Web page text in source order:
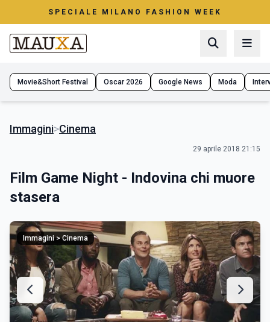
SPECIALE MILANO FASHION WEEK
Movie&Short Festival Oscar 2026 Google News Moda
Immagini>Cinema
29 aprile 2018 21:15
Film Game Night - Indovina chi muore
stasera
Immagini > Cinema